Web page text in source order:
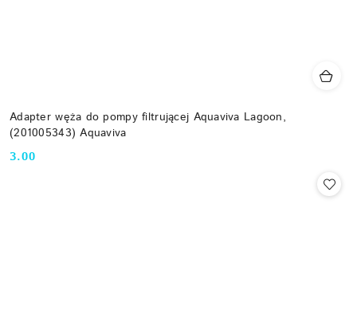
Adapter węża do pompy filtrującej Aquaviva Lagoon,
(201005343) Aquaviva
Cena:
3.00